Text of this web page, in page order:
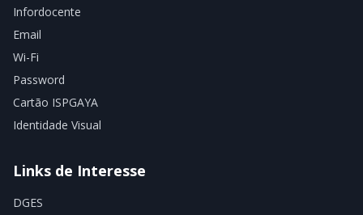
Infordocente
Email
Wi-Fi
Password
Cartão ISPGAYA
Identidade Visual
Links de Interesse
DGES